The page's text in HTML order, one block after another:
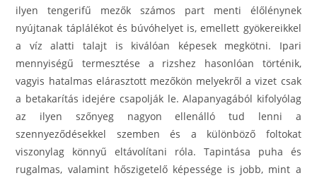
ilyen tengerifű mezők számos part menti élőlénynek
nyújtanak táplálékot és búvóhelyet is, emellett gyökereikkel
a víz alatti talajt is kiválóan képesek megkötni. Ipari
mennyiségű termesztése a rizshez hasonlóan történik,
vagyis hatalmas elárasztott mezőkön melyekről a vizet csak
a betakarítás idejére csapolják le. Alapanyagából kifolyólag
az ilyen szőnyeg nagyon ellenálló tud lenni a
szennyeződésekkel szemben és a különböző foltokat
viszonylag könnyű eltávolítani róla. Tapintása puha és
rugalmas, valamint hőszigetelő képessége is jobb, mint a